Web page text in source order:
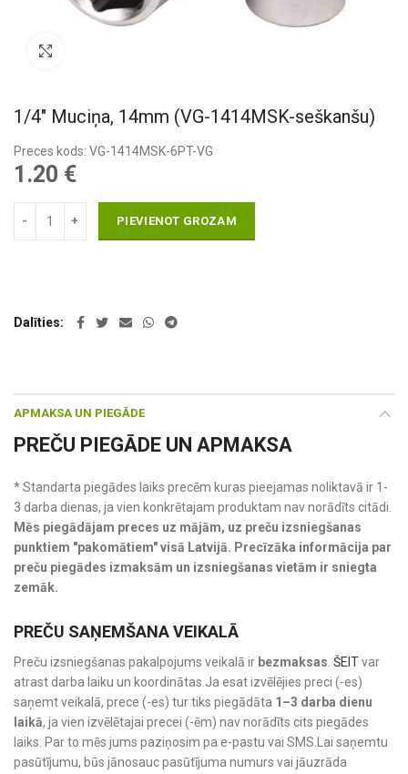
1/4″ Muciņa, 14mm (VG-1414MSK-seškanšu)
Preces kods: VG-1414MSK-6PT-VG
1.20 €
PIEVIENOT GROZAM
Dalīties
APMAKSA UN PIEGĀDE
PREČU PIEGĀDE UN APMAKSA
* Standarta piegādes laiks precēm kuras pieejamas noliktavā ir 1-
3 darba dienas, ja vien konkrētajam produktam nav norādīts citādi.
Mēs piegādājam preces uz mājām, uz preču izsniegšanas
punktiem "pakomātiem" visā Latvijā. Precīzāka informācija par
preču piegādes izmaksām un izsniegšanas vietām ir sniegta
zemāk.
PREČU SAŅEMŠANA VEIKALĀ
Preču izsniegšanas pakalpojums veikalā ir bezmaksas ŠEITvar
atrast darba laiku un koordinātas.Ja esat izvēlējies preci (-es)
saņemt veikalā, prece (-es) tur tiks piegādāta 1–3 darba dienu
laikā, ja vien izvēlētajai precei (-ēm) nav norādīts cits piegādes
laiks. Par to mēs jums paziņosim pa e-pastu vai SMS.Lai saņemtu
pasūtījumu, būs jānosauc pasūtījuma numurs vai jāuzrāda